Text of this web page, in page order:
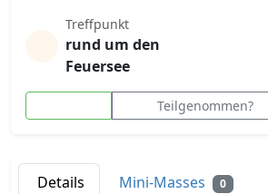
Treffpunkt
rund um den
Feuersee
Teilgenommen?
Details Mini-Masses 0